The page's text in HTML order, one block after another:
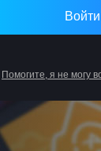
Войти
Помогите, я не могу